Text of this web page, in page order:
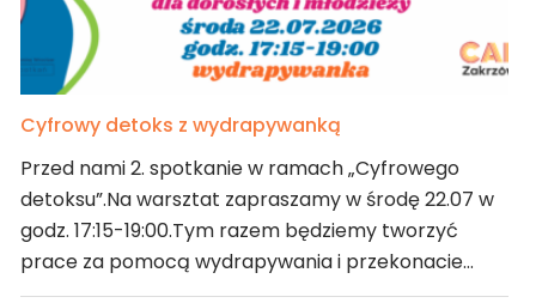
Cyfrowy detoks z wydrapywanką
Przed nami 2. spotkanie w ramach „Cyfrowego
detoksu”.Na warsztat zapraszamy w środę 22.07 w
godz. 17:15-19:00.Tym razem będziemy tworzyć
prace za pomocą wydrapywania i przekonacie…